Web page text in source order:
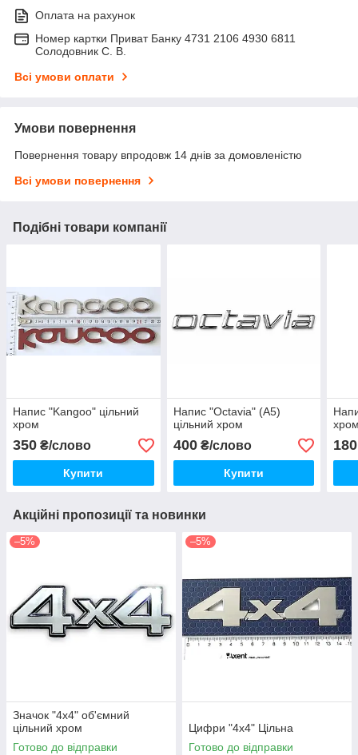
Оплата на рахунок
Номер картки Приват Банку 4731 2106 4930 6811
Солодовник С. В.
Всі умови оплати
Умови повернення
Повернення товару впродовж 14 днів за домовленістю
Всі умови повернення
Подібні товари компанії
Напис "Kangoo" цільний
хром
350 ₴/слово
Купити
Напис "Octavia" (A5)
цільний хром
400₴/слово
Купити
180
Акційні пропозиції та новинки
–5%
Значок "4х4" об'ємний
цільний хром
Готово до відправки
–5%
Цифри "4х4" Цільна
Готово до відправки